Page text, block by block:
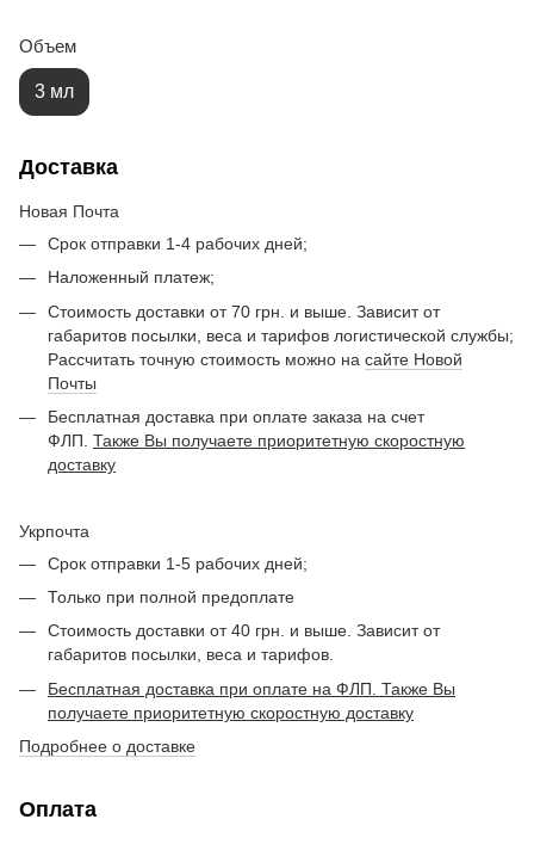
Объем
3 мл
Доставка
Новая Почта
Срок отправки 1-4 рабочих дней;
Наложенный платеж;
Стоимость доставки от 70 грн. и выше. Зависит от
габаритов посылки, веса и тарифов логистической службы;
Рассчитать точную стоимость можно на сайте Новой
Почты
Бесплатная доставка при оплате заказа на счет
ФЛП. Также Вы получаете приоритетную скоростную
доставку
Укрпочта
Срок отправки 1-5 рабочих дней;
Только при полной предоплате
Стоимость доставки от 40 грн. и выше. Зависит от
габаритов посылки, веса и тарифов.
Бесплатная доставка при оплате на ФЛП. Также Вы
получаете приоритетную скоростную доставку
Подробнее о доставке
Оплата